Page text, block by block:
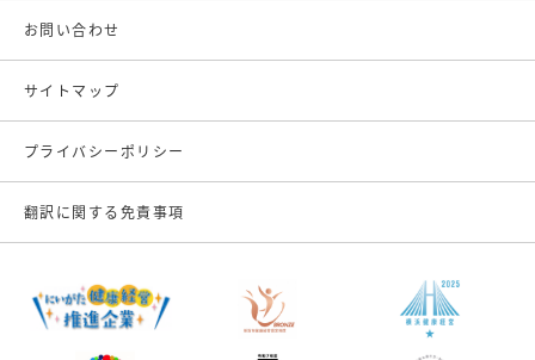
お問い合わせ
サイトマップ
プライバシーポリシー
翻訳に関する免責事項